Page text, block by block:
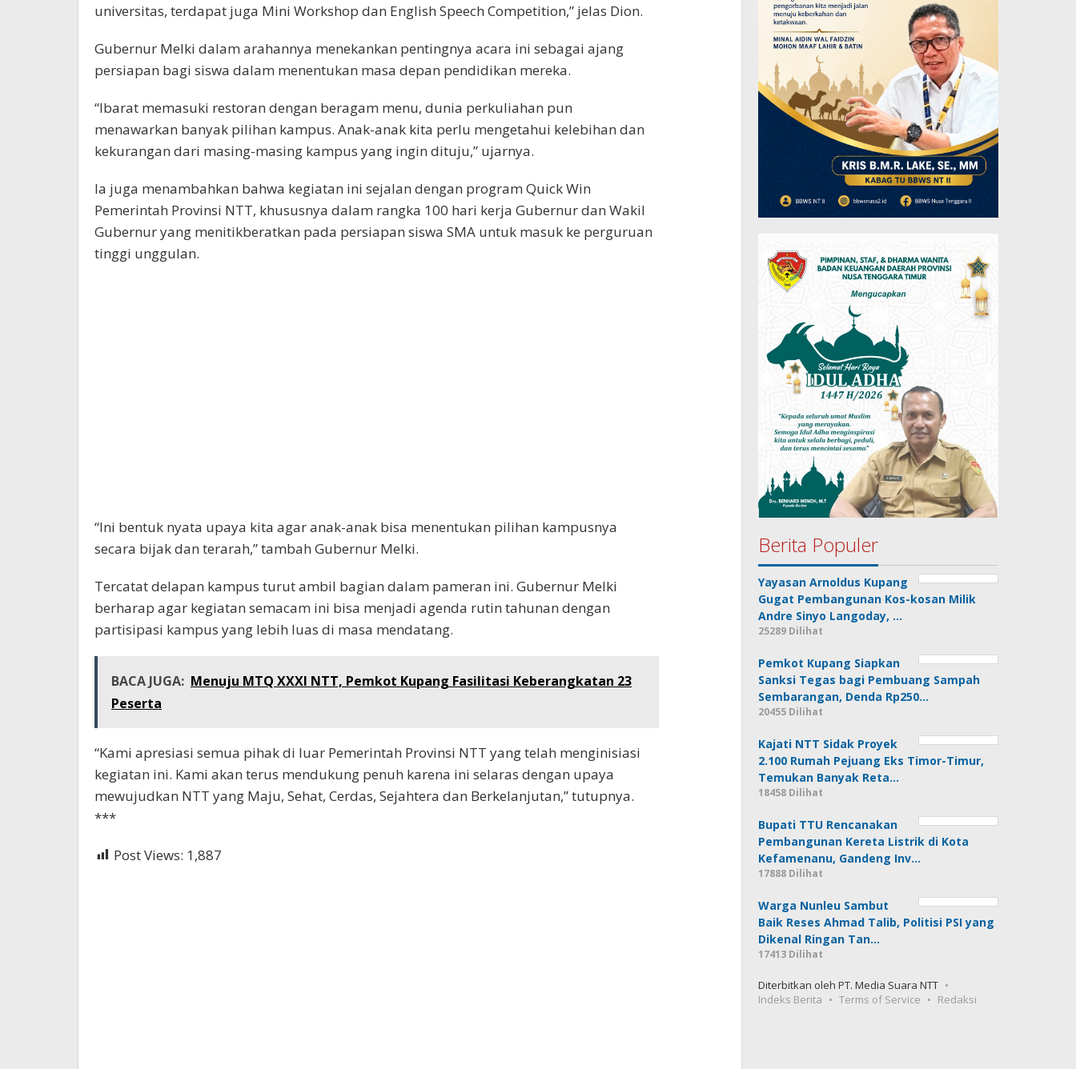
universitas, terdapat juga Mini Workshop dan English Speech Competition,” jelas Dion.
Gubernur Melki dalam arahannya menekankan pentingnya acara ini sebagai ajang
persiapan bagi siswa dalam menentukan masa depan pendidikan mereka.
“Ibarat memasuki restoran dengan beragam menu, dunia perkuliahan pun
menawarkan banyak pilihan kampus. Anak-anak kita perlu mengetahui kelebihan dan
kekurangan dari masing-masing kampus yang ingin dituju,” ujarnya.
Ia juga menambahkan bahwa kegiatan ini sejalan dengan program Quick Win
Pemerintah Provinsi NTT, khususnya dalam rangka 100 hari kerja Gubernur dan Wakil
Gubernur yang menitikberatkan pada persiapan siswa SMA untuk masuk ke perguruan
tinggi unggulan.
“Ini bentuk nyata upaya kita agar anak-anak bisa menentukan pilihan kampusnya
secara bijak dan terarah,” tambah Gubernur Melki.
Tercatat delapan kampus turut ambil bagian dalam pameran ini. Gubernur Melki
berharap agar kegiatan semacam ini bisa menjadi agenda rutin tahunan dengan
partisipasi kampus yang lebih luas di masa mendatang.
BACA JUGA: Menuju MTQ XXXI NTT, Pemkot Kupang Fasilitasi Keberangkatan 23
Peserta
“Kami apresiasi semua pihak di luar Pemerintah Provinsi NTT yang telah menginisiasi
kegiatan ini. Kami akan terus mendukung penuh karena ini selaras dengan upaya
mewujudkan NTT yang Maju, Sehat, Cerdas, Sejahtera dan Berkelanjutan,” tutupnya.
***
Post Views: 1,887
Berita Populer
Yayasan Arnoldus Kupang
Gugat Pembangunan Kos-kosan Milik
Andre Sinyo Langoday, …
25289 Dilihat
Pemkot Kupang Siapkan
Sanksi Tegas bagi Pembuang Sampah
Sembarangan, Denda Rp250…
20455 Dilihat
Kajati NTT Sidak Proyek
2.100 Rumah Pejuang Eks Timor-Timur,
Temukan Banyak Reta…
18458 Dilihat
Bupati TTU Rencanakan
Pembangunan Kereta Listrik di Kota
Kefamenanu, Gandeng Inv…
17888 Dilihat
Warga Nunleu Sambut
Baik Reses Ahmad Talib, Politisi PSI yang
Dikenal Ringan Tan…
17413 Dilihat
Diterbitkan oleh PT. Media Suara NTT
Indeks Berita
Terms of Service Redaksi